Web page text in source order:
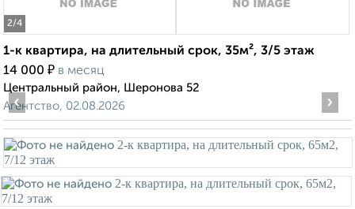
2/4
1-к квартира, на длительный срок, 35м², 3/5 этаж
14 000 ₽ в месяц
Центральный район, Шеронова 52
Агентство, 02.08.2026
‹ ›